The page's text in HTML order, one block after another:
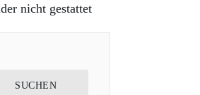
nicht gestattet
SUCHEN